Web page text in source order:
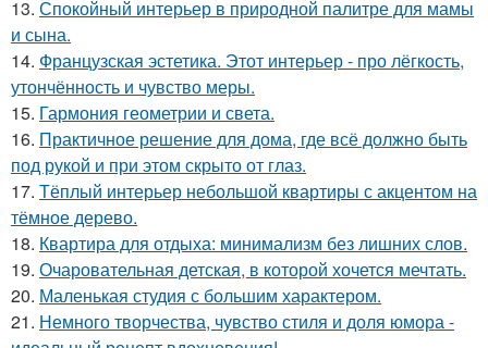
13. Спокойный интерьер в природной палитре для мамы
и сына.
14. Французская эстетика. Этот интерьер - про лёгкость,
утончённость и чувство меры.
15. Гармония геометрии и света.
16. Практичное решение для дома, где всё должно быть
под рукой и при этом скрыто от глаз.
17. Тёплый интерьер небольшой квартиры с акцентом на
тёмное дерево.
18. Квартира для отдыха: минимализм без лишних слов.
19. Очаровательная детская, в которой хочется мечтать.
20. Маленькая студия с большим характером.
21. Немного творчества, чувство стиля и доля юмора -